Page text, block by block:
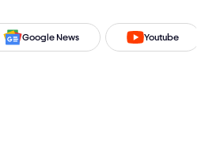
Google News Youtube